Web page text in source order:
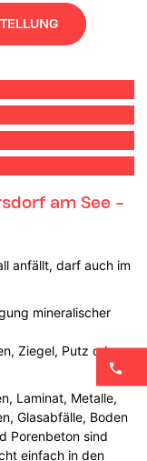
am See -
anfällt, darf auch im
mineralischer
Ziegel, Putz oder
Laminat, Metalle,
Glasabfälle, Boden
Porenbeton sind
einfach in den